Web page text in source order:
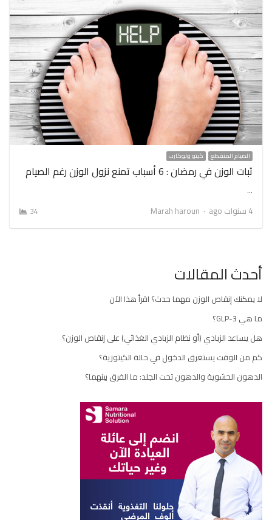
الصيام المتقطع كيتو ولوكارب
ثبات الوزن في رمضان : 6 أسباب تمنع نزول الوزن رغم الصيام
…
4 سنوات ago
Author
Marah haroun
34
أحدث المقالات
لا يمكنك إنقاص الوزن مهما حدث؟ اقرأ هذا الآن
ما هي GLP-3؟
هل يساعد الزبادي (أو نظام الزبادي الغذائي) على إنقاص الوزن؟
كم من الوقت يستغرق الدخول في حالة الكيتوزية؟
الدهون الحشوية والدهون تحت الجلد: ما الفرق بينهما؟